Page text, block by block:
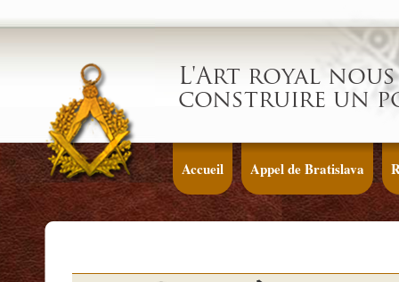
L'Art royal
construire un
Accueil Appel de Bratislava